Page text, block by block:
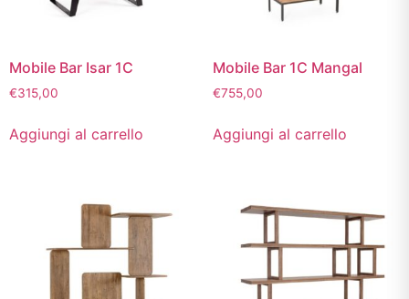
Mobile Bar Isar 1C
€315,00
Aggiungi al carrello
Mobile Bar 1C Mangal
€755,00
Aggiungi al carrello